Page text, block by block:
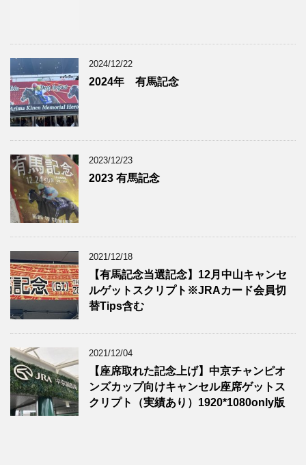
2024/12/22
2024年 有馬記念
2023/12/23
2023 有馬記念
2021/12/18
【有馬記念当選記念】12月中山キャンセ
ルゲットスクリプト※JRAカード会員切
替Tips含む
2021/12/04
【座席取れた記念上げ】中京チャンピオ
ンズカップ向けキャンセル座席ゲットス
クリプト（実績あり）1920*1080only版